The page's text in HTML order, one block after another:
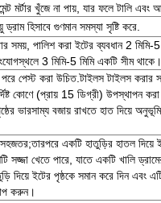
মর্টার খুঁজে না পায়, যার ফলে টালি
হিসাবে গুণমান সমস্যা সৃষ্টি করে.
সময়, পালিশ করা ইটের ব্যবধান 2
3 মিমি-5 মিমি একটি সীম থাকে।
পেস্ট করা উচিত.টাইলস টাইলস করার
কোণে (প্রায় 15 ডিগ্রী) উপস্থাপন
ভারসাম্য বজায় রাখতে হাত দিয়ে
সহজতর;তারপরে একটি হাতুড়ির হাতল
সজ্জা খেতে পারে, যাতে একটি খালি
দিয়ে ইটের পৃষ্ঠকে সমান করে দিন এবং
করুন।